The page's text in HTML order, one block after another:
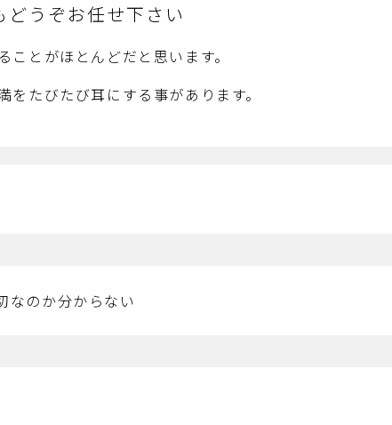
うぞお任せ下さい
とがほとんどだと思います。
たびたび耳にする事があります。
なのか分からない